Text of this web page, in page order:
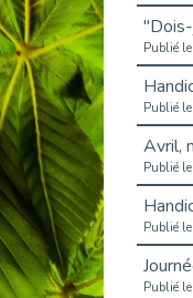
Publié
Publié
Publié
Publié
Publié